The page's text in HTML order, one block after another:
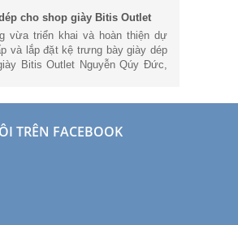
nghiệp nhất.
cho shop giày Bitis Outlet
vừa triển khai và hoàn thiện dự
và lắp đặt kệ trưng bày giày dép
Bitis Outlet Nguyễn Qúy Đức,
TRÊN FACEBOOK